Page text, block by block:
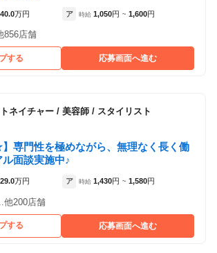
島県白河市:白河駅 徒歩 17分 ）
40.0万円 ア 時給 1,050円 ~ 1,600円
856店舗
する 応募画面へ進む
ネイチャー / 美容師 / スタイリスト
】専門性を極めながら、無理なく長く働
面談実施中♪
29.0万円 ア 時給 1,430円 ~ 1,580円
他200店舗
する 応募画面へ進む